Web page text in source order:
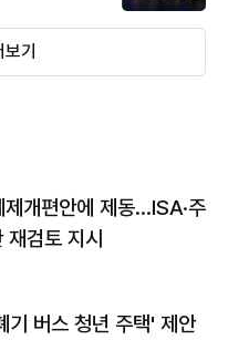
보기
개편안에 제동…ISA·주
재검토 지시
기 버스 청년 주택' 제안